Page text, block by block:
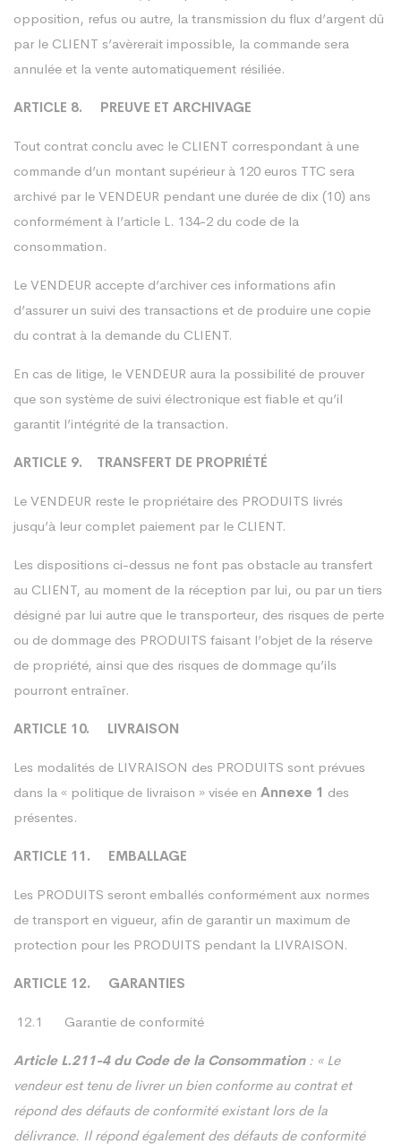
opposition, refus ou autre, la transmission du flux d’argent dû
par le CLIENT s’avèrerait impossible, la commande sera
annulée et la vente automatiquement résiliée.
ARTICLE 8. PREUVE ET ARCHIVAGE
Tout contrat conclu avec le CLIENT correspondant à une
commande d’un montant supérieur à 120 euros TTC sera
archivé par le VENDEUR pendant une durée de dix (10) ans
conformément à l’article L. 134-2 du code de la
consommation.
Le VENDEUR accepte d’archiver ces informations afin
d’assurer un suivi des transactions et de produire une copie
du contrat à la demande du CLIENT.
En cas de litige, le VENDEUR aura la possibilité de prouver
que son système de suivi électronique est fiable et qu’il
garantit l’intégrité de la transaction.
ARTICLE 9. TRANSFERT DE PROPRIÉTÉ
Le VENDEUR reste le propriétaire des PRODUITS livrés
jusqu’à leur complet paiement par le CLIENT.
Les dispositions ci-dessus ne font pas obstacle au transfert
au CLIENT, au moment de la réception par lui, ou par un tiers
désigné par lui autre que le transporteur, des risques de perte
ou de dommage des PRODUITS faisant l’objet de la réserve
de propriété, ainsi que des risques de dommage qu’ils
pourront entraîner.
ARTICLE 10. LIVRAISON
Les modalités de LIVRAISON des PRODUITS sont prévues
dans la « politique de livraison » visée en Annexe 1 des
présentes.
ARTICLE 11. EMBALLAGE
Les PRODUITS seront emballés conformément aux normes
de transport en vigueur, afin de garantir un maximum de
protection pour les PRODUITS pendant la LIVRAISON.
ARTICLE 12. GARANTIES
12.1 Garantie de conformité
Article L.211-4 du Code de la Consommation : « Le
vendeur est tenu de livrer un bien conforme au contrat et
répond des défauts de conformité existant lors de la
délivrance. Il répond également des défauts de conformité